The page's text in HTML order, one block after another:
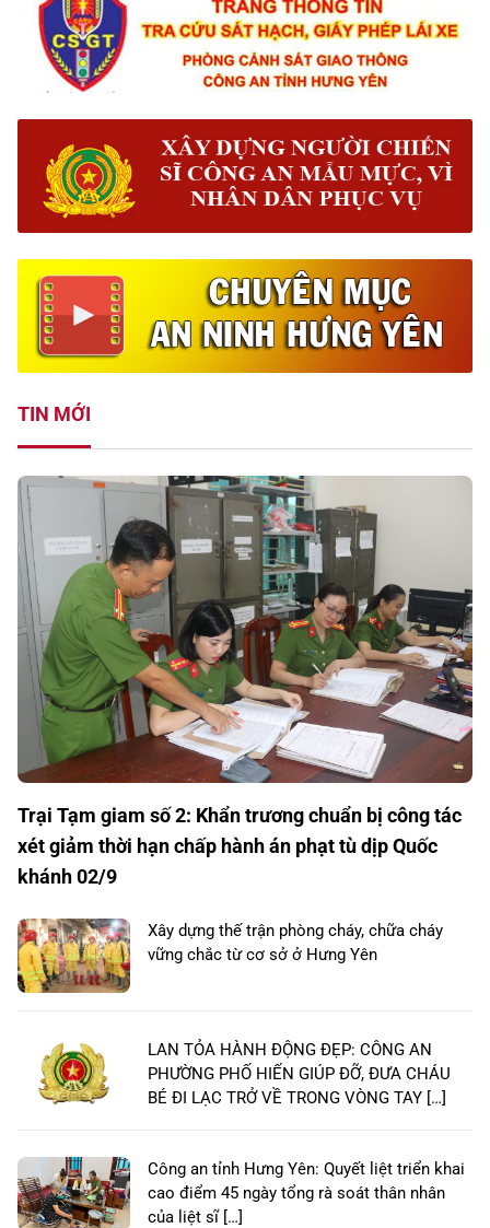
TIN MỚI
Trại Tạm giam số 2: Khẩn trương chuẩn bị công tác
xét giảm thời hạn chấp hành án phạt tù dịp Quốc
khánh 02/9
Xây dựng thế trận phòng cháy, chữa cháy
vững chắc từ cơ sở ở Hưng Yên
LAN TỎA HÀNH ĐỘNG ĐẸP: CÔNG AN
PHƯỜNG PHỐ HIẾN GIÚP ĐỠ, ĐƯA CHÁU
BÉ ĐI LẠC TRỞ VỀ TRONG VÒNG TAY […]
Công an tỉnh Hưng Yên: Quyết liệt triển khai
cao điểm 45 ngày tổng rà soát thân nhân
của liệt sĩ […]